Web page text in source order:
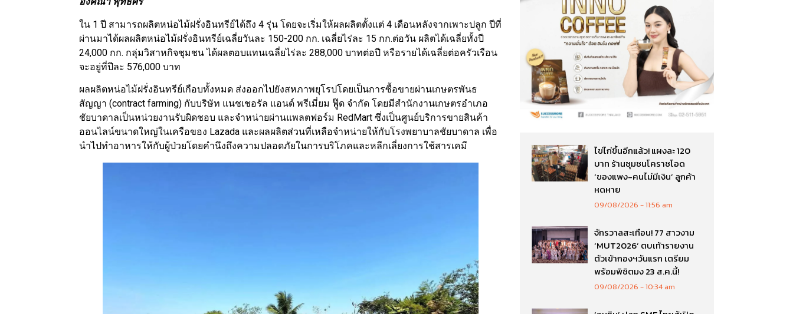
ใน 1 ปี สามารถผลิตหน่อไม้ฝรั่งอินทรีย์ได้ถึง 4 รุ่น โดยจะเริ่มให้ผลผลิตตั้งแต่ 4 เดือนหลังจากเพาะปลูก ปีที่
ผ่านมาได้ผลผลิตหน่อไม้ฝรั่งอินทรีย์เฉลี่ยวันละ 150-200 กก. เฉลี่ยไร่ละ 15 กก.ต่อวัน ผลิตได้เฉลี่ยทั้งปี
24,000 กก. กลุ่มวิสาหกิจชุมชน ได้ผลตอบแทนเฉลี่ยไร่ละ 288,000 บาทต่อปี หรือรายได้เฉลี่ยต่อครัวเรือน
จะอยู่ที่ปีละ 576,000 บาท
ผลผลิตหน่อไม้ฝรั่งอินทรีย์เกือบทั้งหมด ส่งออกไปยังสหภาพยุโรปโดยเป็นการซื้อขายผ่านเกษตรพันธ
สัญญา (contract farming) กับบริษัท แนชเชอรัล แอนด์ พรีเมี่ยม ฟู๊ด จำกัด โดยมีสำนักงานเกษตรอำเภอ
ชัยบาดาลเป็นหน่วยงานรับผิดชอบ และจำหน่ายผ่านแพลตฟอร์ม RedMart ซึ่งเป็นศูนย์บริการขายสินค้า
ออนไลน์ขนาดใหญ่ในเครือของ Lazada และผลผลิตส่วนที่เหลือจำหน่ายให้กับโรงพยาบาลชัยบาดาล เพื่อ
นำไปทำอาหารให้กับผู้ป่วยโดยคำนึงถึงความปลอดภัยในการบริโภคและหลีกเลี่ยงการใช้สารเคมี
ไข่ไก่ขึ้นอีกแล้ว! แผงละ 120
บาท ร้านชุมชนโคราชโอด
‘ของแพง-คนไม่มีเงิน’ ลูกค้า
หดหาย
09/08/2026 11:56 am
จักรวาลสะเทือน! 77 สาวงาม
‘MUT2026’ ตบเท้ารายงาน
ตัวเข้ากองฯวันแรก เตรียม
พร้อมพิชิตมง 23 ส.ค.นี้!
09/08/2026 10:34 am